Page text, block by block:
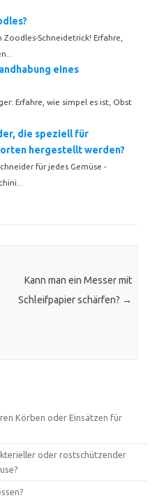
Schneidetrick! Erfahre,
eines
Erfahre, wie simpel es ist, Obst
die speziell für
hergestellt werden?
für jedes Gemüse -
Kann man ein Messer mit
Schleifpapier schärfen? →
Körben oder Einsätzen für
oder rostschützender